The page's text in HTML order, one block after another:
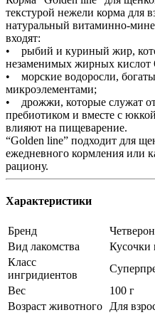
текстурой нежели корма для
натуральный витаминно-
входят:
• рыбий и куриный жир,
незаменимых жирных кислот
• морские водоросли,
микроэлементами;
• дрожжи, которые служат
пребиотиком и вместе с
влияют на пищеварение.
“Golden line” подходит для
ежедневного кормления или
рациону.
Характеристики
Бренд
Вид лакомства
Кусочки
Класс
ингридиентов
Вес
100 г
Возраст животного
Для